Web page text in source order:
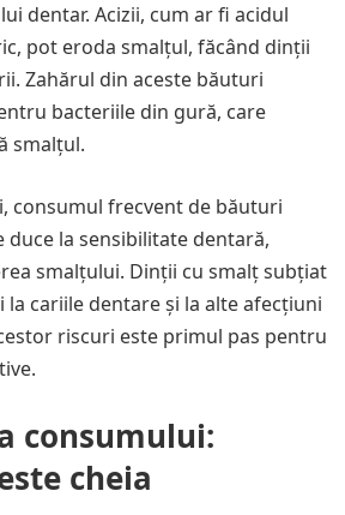
dentar. Acizii, cum ar fi acidul
pot eroda smalțul, făcând dinții
Zahărul din aceste băuturi
bacteriile din gură, care
smalțul.
consumul frecvent de băuturi
duce la sensibilitate dentară,
smalțului. Dinții cu smalț subțiat
cariile dentare și la alte afecțiuni
riscuri este primul pas pentru
consumului:
cheia